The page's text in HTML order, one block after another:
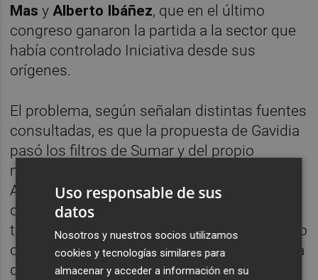
MasyAlberto Ibáñez, que en el último
congreso ganaron la partida a la sector que
había controlado Iniciativa desde sus
orígenes.
El problema, según señalan distintas fuentes
consultadas, es que la propuesta de Gavidia
pasó los filtros de Sumar y del propio
ministro de Derechos Sociales, Consumo y
Agenda 2030,Pablo Bustinduy. Más aún, la
designación se dio por hecha y llegó a
transmitirse a las agencias de noticias, por lo
que comenzó a difundirse desde última hora
del lunes por numerosos medios de
Uso responsable de sus
datos
Nosotros y nuestros socios utilizamos
cookies y tecnologías similares para
almacenar y acceder a información en su